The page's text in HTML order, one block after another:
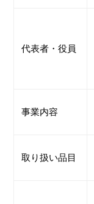
代表者・役員
事業内容
取り扱い品目